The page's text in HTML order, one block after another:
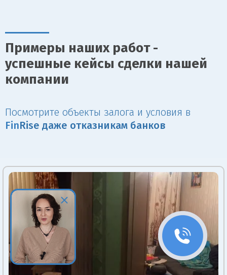
Примеры наших работ -
успешные кейсы сделки нашей
компании
Посмотрите объекты залога и условия в
Fin Rise даже отказникам банков